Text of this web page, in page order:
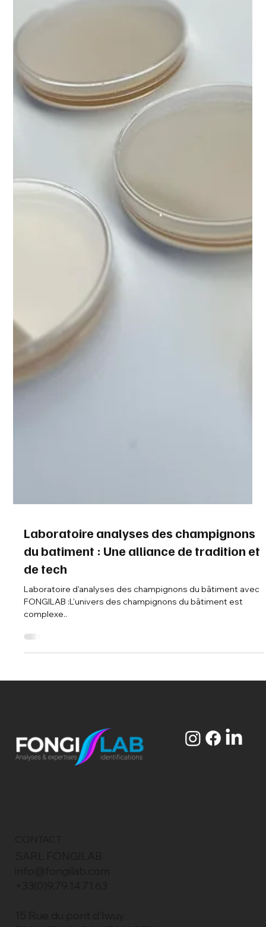
Laboratoire analyses des champignons
du batiment : Une alliance de tradition et
de tech
FONGILAB :L'univers des champignons du bâtiment est
complexe..